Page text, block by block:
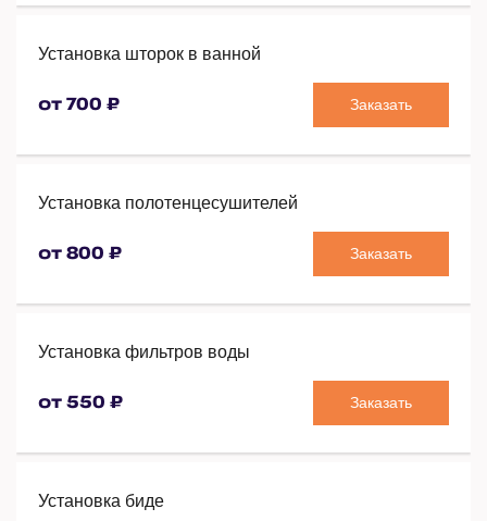
Установка шторок в ванной
от 700 ₽ Заказать
Установка полотенцесушителей
от 800 ₽ Заказать
Установка фильтров воды
от 550 ₽ Заказать
Установка биде